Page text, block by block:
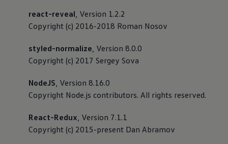
react-reveal, Version 1.2.2
Copyright (c) 2016-2018 Roman Nosov
styled-normalize, Version 8.0.0
Copyright (c) 2017 Sergey Sova
NodeJS, Version 8.16.0
Copyright Node.js contributors. All rights reserved.
React-Redux, Version 7.1.1
Copyright (c) 2015-present Dan Abramov